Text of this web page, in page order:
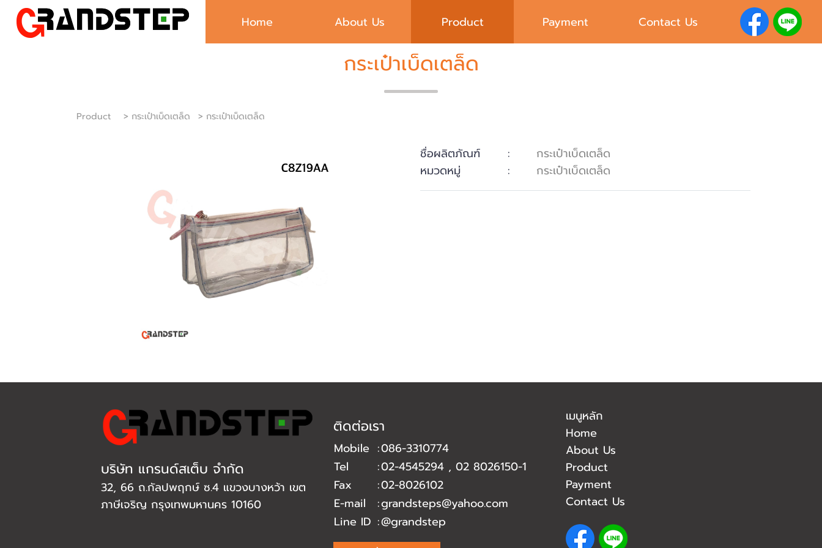
Home About Us Product Payment Contact Us
กระเป๋าเบ็ดเตล็ด
Product > กระเป๋าเบ็ดเตล็ด > กระเป๋าเบ็ดเตล็ด
ชื่อผลิตภัณฑ์ :
กระเป๋าเบ็ดเตล็ด
หมวดหมู่
: กระเป๋าเบ็ดเตล็ด
บริษัท แกรนด์สเต็บ จำกัด
32, 66 ถ.กัลปพฤกษ์ ซ.4 แขวงบางหว้า เขต
ภาษีเจริญ กรุงเทพมหานคร 10160
ติดต่อเรา
Mobile :086-3310774
Tel
:02-4545294, 02 8026150-1
Fax
:02-8026102
E-mail
:grandsteps@yahoo.com
Line ID :@grandstep
เมนูหลัก
Home
About Us
Product
Payment
Contact Us